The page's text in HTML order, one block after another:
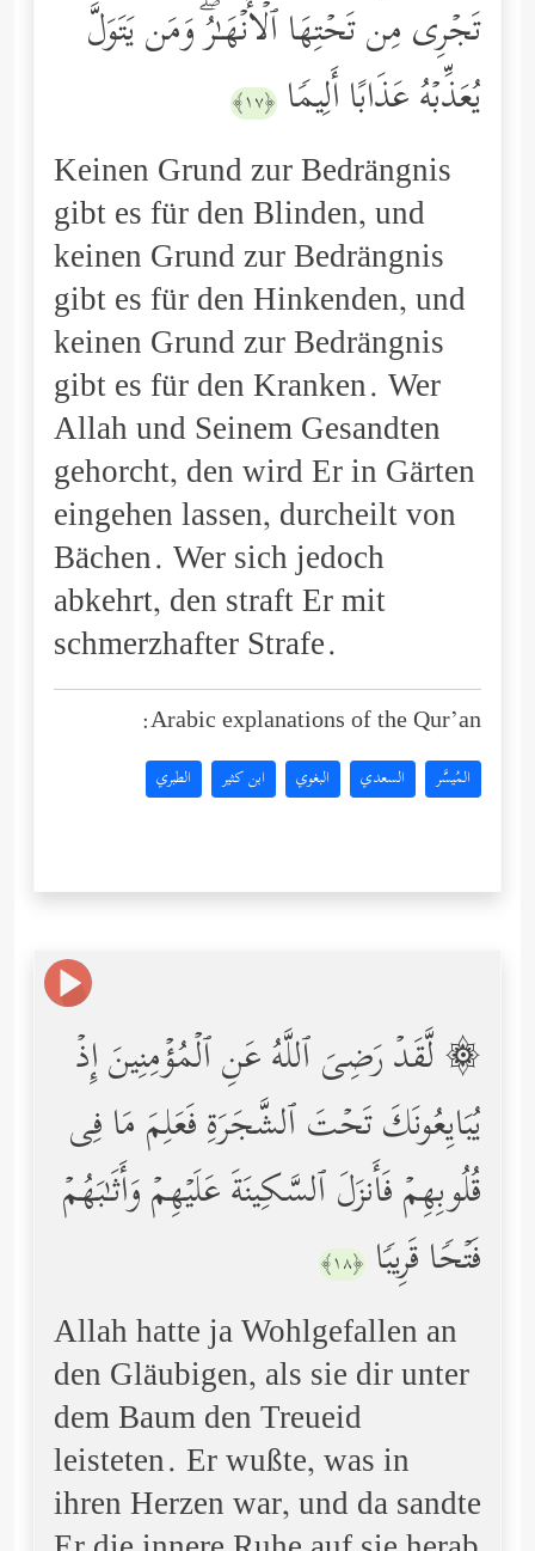
تَجۡرِی مِن تَحۡتِهَا ٱلۡأَنۡهَـٰرُۖ وَمَن یَتَوَلَّ
یُعَذِّبۡهُ عَذَابًا أَلِیمࣰا ﴿١٧﴾
Keinen Grund zur Bedrängnis
gibt es für den Blinden, und
keinen Grund zur Bedrängnis
gibt es für den Hinkenden, und
keinen Grund zur Bedrängnis
gibt es für den Kranken. Wer
Allah und Seinem Gesandten
gehorcht, den wird Er in Gärten
eingehen lassen, durcheilt von
Bächen. Wer sich jedoch
abkehrt, den straft Er mit
schmerzhafter Strafe.
Arabic explanations of the Qur’an:
المُيسَّر السعدي البغوي ابن كثير الطبري
۞ لَّقَدۡ رَضِیَ ٱللَّهُ عَنِ ٱلۡمُؤۡمِنِینَ إِذۡ
یُبَایِعُونَكَ تَحۡتَ ٱلشَّجَرَةِ فَعَلِمَ مَا فِی
قُلُوبِهِمۡ فَأَنزَلَ ٱلسَّكِینَةَ عَلَیۡهِمۡ وَأَثَـٰبَهُمۡ
فَتۡحࣰا قَرِیبࣰا ﴿١٨﴾
Allah hatte ja Wohlgefallen an
den Gläubigen, als sie dir unter
dem Baum den Treueid
leisteten. Er wußte, was in
ihren Herzen war, und da sandte